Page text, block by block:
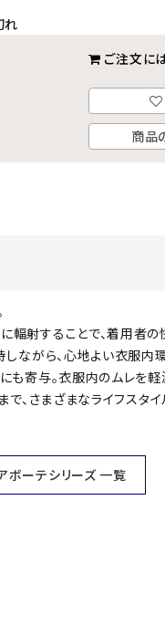
れ
ご注文に
商品
射することで、着用者の
ながら、心地よい衣服内
寄与。衣服内のムレを
、さまざまなライフスタ
ボーテシリーズ 一覧